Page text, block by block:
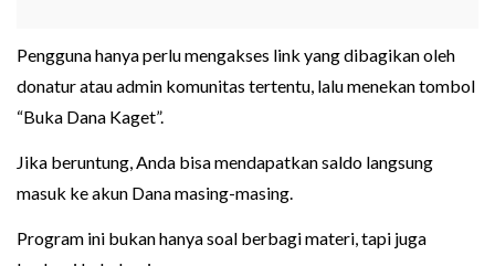
Pengguna hanya perlu mengakses link yang dibagikan oleh
donatur atau admin komunitas tertentu, lalu menekan tombol
“Buka Dana Kaget”.
Jika beruntung, Anda bisa mendapatkan saldo langsung
masuk ke akun Dana masing-masing.
Program ini bukan hanya soal berbagi materi, tapi juga